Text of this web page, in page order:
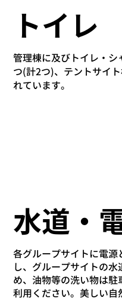
水道・
各グループサイトに電
し、グループサイトの
め、油物等の洗い物は
利用ください。美しい自
トイレ
管理棟に及びトイレ・
つ(計2つ)、テントサイ
れています。